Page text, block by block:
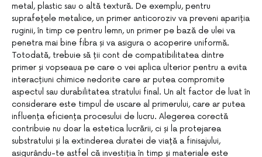
metal, plastic sau o altă textură. De exemplu, pentru
suprafețele metalice, un primer anticoroziv va preveni apariția
ruginii, în timp ce pentru lemn, un primer pe bază de ulei va
penetra mai bine fibra și va asigura o acoperire uniformă.
Totodată, trebuie să ții cont de compatibilitatea dintre
primer și vopseaua pe care o vei aplica ulterior pentru a evita
interacțiuni chimice nedorite care ar putea compromite
aspectul sau durabilitatea stratului final. Un alt factor de luat în
considerare este timpul de uscare al primerului, care ar putea
influența eficiența procesului de lucru. Alegerea corectă
contribuie nu doar la estetica lucrării, ci și la protejarea
substratului și la extinderea duratei de viață a finisajului,
asigurându-te astfel că investiția în timp și materiale este